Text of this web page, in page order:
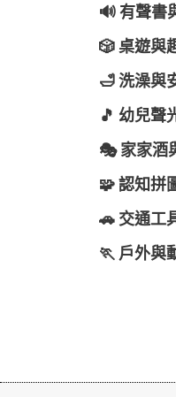
🔊 有聲書
🎲 桌遊與
🛁 洗澡與
🎵 幼兒聲
🎭 家家酒
🧩 認知拼
🚗 交通工
🏃 戶外與